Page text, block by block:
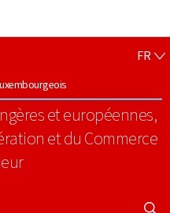
et européennes,
et du Commerce
FR